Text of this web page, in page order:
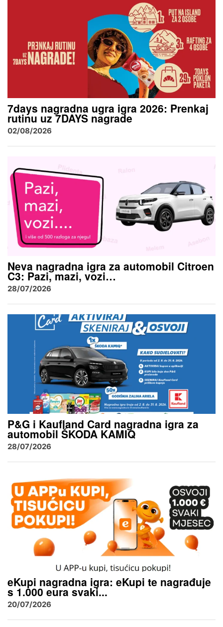
7days nagradna ugra igra 2026: Prenkaj
rutinu uz 7DAYS nagrade
02/08/2026
Neva nagradna igra za automobil Citroen
C3: Pazi, mazi, vozi…
28/07/2026
P&G i Kaufland Card nagradna igra za
automobil ŠKODA KAMIQ
28/07/2026
eKupi nagradna igra: eKupi te nagrađuje
s 1.000 eura svaki...
20/07/2026